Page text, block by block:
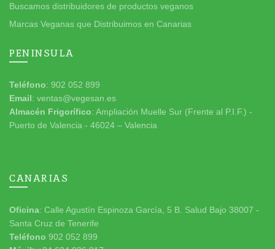
Buscamos distribuidores de productos veganos
Marcas Veganas que Distribuimos en Canarias
PENINSULA
Teléfono: 902 052 899
Email: ventas@vegesan.es
Almacén Frigorífico: Ampliación Muelle Sur (Frente al P.I.F.) -
Puerto de Valencia - 46024 – Valencia
CANARIAS
Oficina: Calle Agustín Espinoza García, 5 B. Salud Bajo 38007 -
Santa Cruz de Tenerife
Teléfono 902 052 899